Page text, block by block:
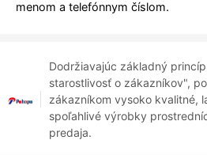
menom a telefónnym číslom.
Dodržiavajúc základný
starostlivosť o zákazníkov",
zákazníkom vysoko kvalitné,
spoľahlivé výrobky
predaja.